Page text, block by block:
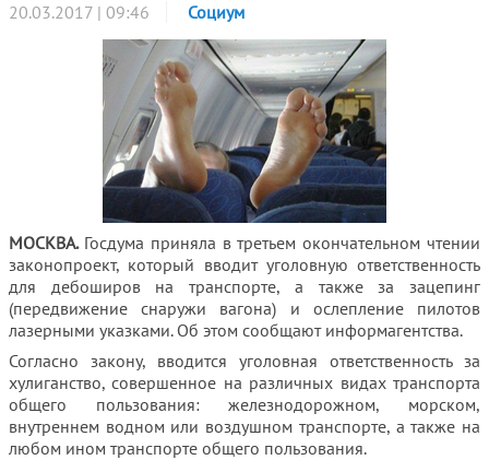
20.03.2017 | 09:46 Социум
МОСКВА. Госдума приняла в третьем окончательном чтении
законопроект, который вводит уголовную ответственность
для дебоширов на транспорте, а также за зацепинг
(передвижение снаружи вагона) и ослепление пилотов
лазерными указками. Об этом сообщают информагентства.
Согласно закону, вводится уголовная ответственность за
хулиганство, совершенное на различных видах транспорта
общего пользования: железнодорожном, морском,
внутреннем водном или воздушном транспорте, а также на
любом ином транспорте общего пользования.